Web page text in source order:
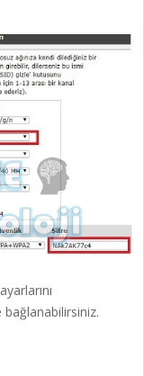
bağlanabilirsiniz.